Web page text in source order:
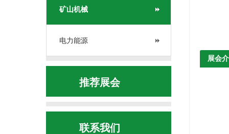
矿山机械
电力能源
推荐展会
联系我们
展会